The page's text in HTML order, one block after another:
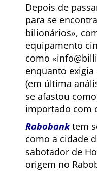
Depois de
para se
bilionários ,
equipamento
como
enquanto
(em última
se afastou
importado com
Rabobanktem
como a cidade
sabotador de
origem no